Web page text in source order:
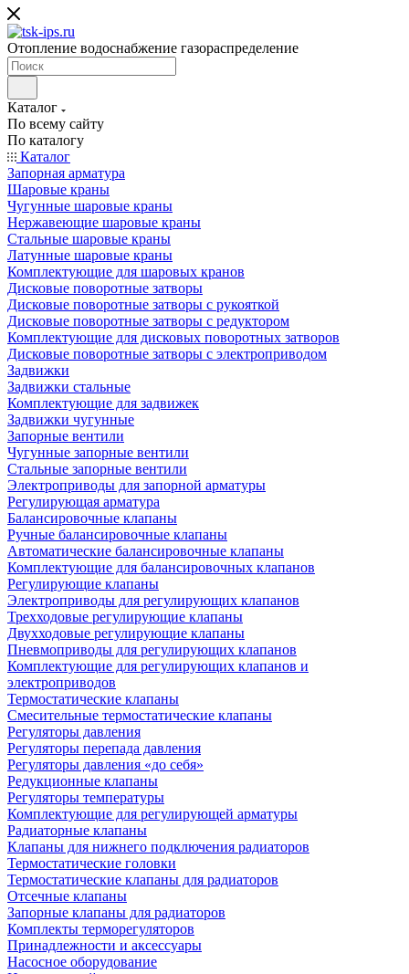
Отопление водоснабжение газораспределение
Каталог
По всему сайту
По каталогу
Каталог
Запорная арматура
Шаровые краны
Чугунные шаровые краны
Нержавеющие шаровые краны
Стальные шаровые краны
Латунные шаровые краны
Комплектующие для шаровых кранов
Дисковые поворотные затворы
Дисковые поворотные затворы с рукояткой
Дисковые поворотные затворы с редуктором
Комплектующие для дисковых поворотных затворов
Дисковые поворотные затворы с электроприводом
Задвижки
Задвижки стальные
Комплектующие для задвижек
Задвижки чугунные
Запорные вентили
Чугунные запорные вентили
Стальные запорные вентили
Электроприводы для запорной арматуры
Регулирующая арматура
Балансировочные клапаны
Ручные балансировочные клапаны
Автоматические балансировочные клапаны
Комплектующие для балансировочных клапанов
Регулирующие клапаны
Электроприводы для регулирующих клапанов
Трехходовые регулирующие клапаны
Двухходовые регулирующие клапаны
Пневмоприводы для регулирующих клапанов
Комплектующие для регулирующих клапанов и
электроприводов
Термостатические клапаны
Смесительные термостатические клапаны
Регуляторы давления
Регуляторы перепада давления
Регуляторы давления «до себя»
Редукционные клапаны
Регуляторы температуры
Комплектующие для регулирующей арматуры
Радиаторные клапаны
Клапаны для нижнего подключения радиаторов
Термостатические головки
Термостатические клапаны для радиаторов
Отсечные клапаны
Запорные клапаны для радиаторов
Комплекты терморегуляторов
Принадлежности и аксессуары
Насосное оборудование